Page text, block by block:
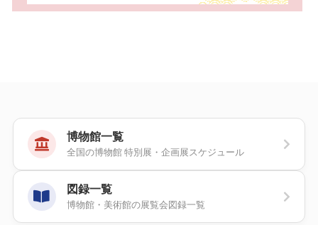
博物館一覧
全国の博物館 特別展・企画展スケジュール
図録一覧
博物館・美術館の展覧会図録一覧